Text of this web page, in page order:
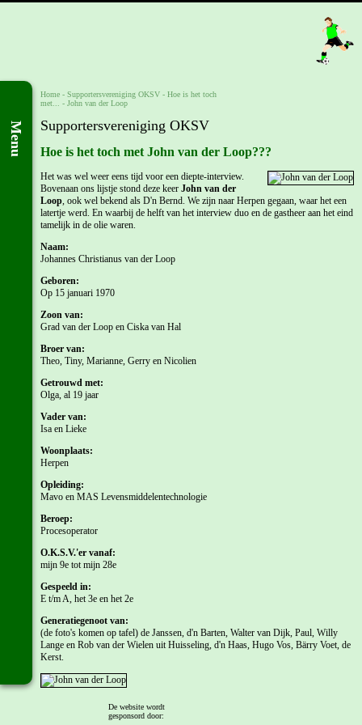
Menu
Home - Supportersvereniging OKSV - Hoe is het toch
met...
- John van der Loop
Supportersvereniging OKSV
Hoe is het toch met John van der Loop???
Het was wel weer eens tijd voor een diepte-interview.
Bovenaan ons lijstje stond deze keer John van der
Loop , ook wel bekend als D'n Bernd. We zijn naar Herpen gegaan, waar het een
latertje werd. En waarbij de helft van het interview duo en de gastheer aan het eind
tamelijk in de olie waren.
Naam:
Johannes Christianus van der Loop
Geboren:
Op 15 januari 1970
Zoon van:
Grad van der Loop en Ciska van Hal
Broer van:
Theo, Tiny, Marianne, Gerry en Nicolien
Getrouwd met:
Olga, al 19 jaar
Vader van:
Isa en Lieke
Woonplaats:
Herpen
Opleiding:
Mavo en MAS Levensmiddelentechnologie
Beroep:
Procesoperator
O.K.S.V.'er vanaf:
mijn 9e tot mijn 28e
Gespeeld in:
E t/m A, het 3e en het 2e
Generatiegenoot van:
(de foto's komen op tafel) de Janssen, d'n Barten, Walter van Dijk, Paul, Willy
Lange en Rob van der Wielen uit Huisseling, d'n Haas, Hugo Vos, Bärry Voet, de
Kerst.
Volgens mij Sjaak van Dijk in de E of misschien wel de D. Henk Barten en Joop
De website wordt
gesponsord door: